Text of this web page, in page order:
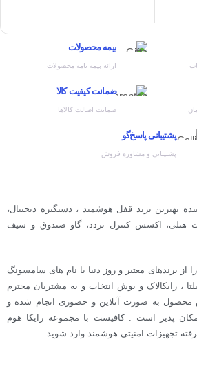
بیمه محصولات
ارائه بیمه نامه محصولات
ضمانت کیفیت کالا
ضمانت اصالت کالاها
پشتیبانی پاسخ‌گو
پشتیبانی و مشاوره فروش
بهترین برند قفل هوشمند ، دستگیره دیجیتال،
هتلی، اکسس کنترل تردد، گاو صندوق و سیف
برندهای معتبر و روز دنیا با نام های سامسونگ
، رایکالاک و بوش انتخاب و به مشتریان محترم
به صورت آنلاین و حضوری انجام شده و
پذیر است . کافیست با مجموعه رایکا هوم
تجهیزات امنیتی هوشمند وارد شوید.